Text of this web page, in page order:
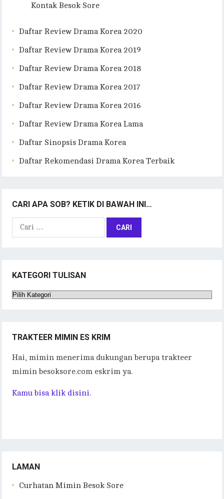
Kontak Besok Sore
Daftar Review Drama Korea 2020
Daftar Review Drama Korea 2019
Daftar Review Drama Korea 2018
Daftar Review Drama Korea 2017
Daftar Review Drama Korea 2016
Daftar Review Drama Korea Lama
Daftar Sinopsis Drama Korea
Daftar Rekomendasi Drama Korea Terbaik
CARI APA SOB? KETIK DI BAWAH INI…
Cari
KATEGORI TULISAN
Kategori
TRAKTEER MIMIN ES KRIM
Hai, mimin menerima dukungan berupa trakteer
mimin besoksore.com eskrim ya.
Kamu bisa klik disini.
LAMAN
Curhatan Mimin Besok Sore